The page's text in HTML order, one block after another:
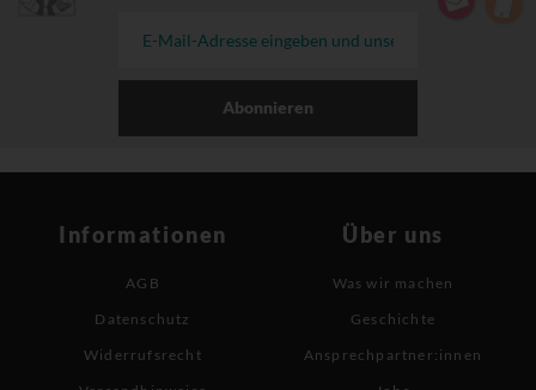
Abonnieren
Informationen
AGB
Datenschutz
Widerrufsrecht
Über uns
Was wir machen
Geschichte
Ansprechpartner:innen